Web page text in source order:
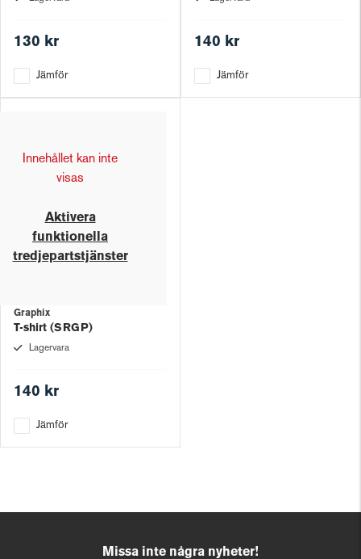
130 kr
Jämför
140 kr
Jämför
Innehållet kan inte
visas
Aktivera
funktionella
tredjepartstjänster
Graphix
T-shirt (SRGP)
Lagervara
140 kr
Jämför
Missa inte några nyheter!